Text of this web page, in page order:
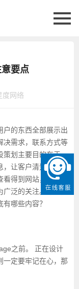
要点
度网络
户的东西全部展示出
决需求，联系方式等
策划主要目的在于，
，让客户清楚了解公
得到网站，展示企
广泛的关注。那么，
哪些内容？
之前。 正在设计
一定要牢记在心，那